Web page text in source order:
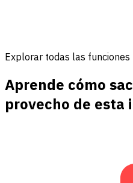
Explorar todas las funciones
Aprende cómo
provecho de esta